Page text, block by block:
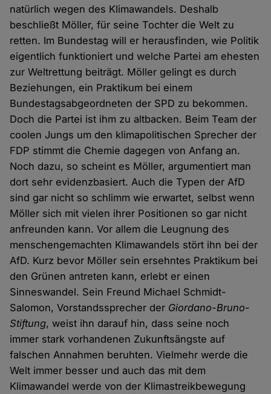
natürlich wegen des Klimawandels. Deshalb
beschließt Möller, für seine Tochter die Welt zu
retten. Im Bundestag will er herausfinden, wie Politik
eigentlich funktioniert und welche Partei am ehesten
zur Weltrettung beiträgt. Möller gelingt es durch
Beziehungen, ein Praktikum bei einem
Bundestagsabgeordneten der SPD zu bekommen.
Doch die Partei ist ihm zu altbacken. Beim Team der
coolen Jungs um den klimapolitischen Sprecher der
FDP stimmt die Chemie dagegen von Anfang an.
Noch dazu, so scheint es Möller, argumentiert man
dort sehr evidenzbasiert. Auch die Typen der AfD
sind gar nicht so schlimm wie erwartet, selbst wenn
Möller sich mit vielen ihrer Positionen so gar nicht
anfreunden kann. Vor allem die Leugnung des
menschengemachten Klimawandels stört ihn bei der
AfD. Kurz bevor Möller sein ersehntes Praktikum bei
den Grünen antreten kann, erlebt er einen
Sinneswandel. Sein Freund Michael Schmidt-
Salomon, Vorstandssprecher der Giordano-Bruno-
Stiftung, weist ihn darauf hin, dass seine noch
immer stark vorhandenen Zukunftsängste auf
falschen Annahmen beruhten. Vielmehr werde die
Welt immer besser und auch das mit dem
Klimawandel werde von der Klimastreikbewegung